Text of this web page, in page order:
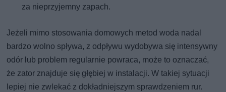
za nieprzyjemny zapach.
Jeżeli mimo stosowania domowych metod woda nadal
bardzo wolno spływa, z odpływu wydobywa się intensywny
odór lub problem regularnie powraca, może to oznaczać,
że zator znajduje się głębiej w instalacji. W takiej sytuacji
lepiej nie zwlekać z dokładniejszym sprawdzeniem rur.